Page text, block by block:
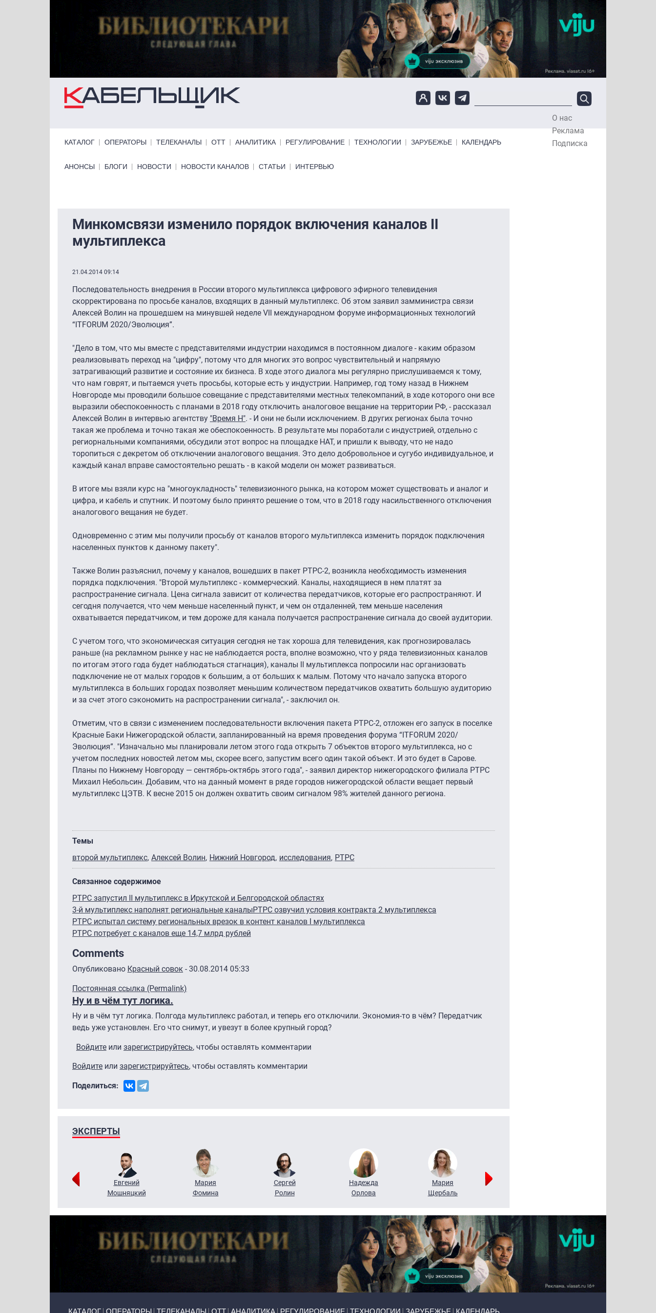
О нас
Реклама
Подписка
КАТАЛОГ ОПЕРАТОРЫ ТЕЛЕКАНАЛЫ ОТТ АНАЛИТИКА РЕГУЛИРОВАНИЕ ТЕХНОЛОГИИ ЗАРУБЕЖЬЕ КАЛЕНДАРЬ
Primary links bottom
АНОНСЫ БЛОГИ НОВОСТИ НОВОСТИ КАНАЛОВ СТАТЬИ ИНТЕРВЬЮ
Минкомсвязи изменило порядок включения каналов II
мультиплекса
21.04.2014 09:14
Последовательность внедрения в России второго мультиплекса цифрового эфирного телевидения
скорректирована по просьбе каналов, входящих в данный мультиплекс. Об этом заявил замминистра связи
Алексей Волин на прошедшем на минувшей неделе VII международном форуме информационных технологий
“ITFORUM 2020/Эволюция”.
"Дело в том, что мы вместе с представителями индустрии находимся в постоянном диалоге - каким образом
реализовывать переход на "цифру", потому что для многих это вопрос чувствительный и напрямую
затрагивающий развитие и состояние их бизнеса. В ходе этого диалога мы регулярно прислушиваемся к тому,
что нам говрят, и пытаемся учеть просьбы, которые есть у индустрии. Например, год тому назад в Нижнем
Новгороде мы проводили большое совещание с представителями местных телекомпаний, в ходе которого они все
выразили обеспокоенность с планами в 2018 году отключить аналоговое вещание на территории РФ, - рассказал
Алексей Волин в интервью агентству "Время Н". - И они не были исключением. В других регионах была точно
такая же проблема и точно такая же обеспокоенность. В результате мы поработали с индустрией, отдельно с
региорнальными компаниями, обсудили этот вопрос на площадке НАТ, и пришли к выводу, что не надо
торопиться с декретом об отключении аналогового вещания. Это дело добровольное и сугубо индивидуальное, и
каждый канал вправе самостоятельно решать - в какой модели он может развиваться.
В итоге мы взяли курс на "многоукладность" телевизионного рынка, на котором может существовать и аналог и
цифра, и кабель и спутник. И поэтому было принято решение о том, что в 2018 году насильственного отключения
аналогового вещания не будет.
Одновременно с этим мы получили просьбу от каналов второго мультиплекса изменить порядок подключения
населенных пунктов к данному пакету".
Также Волин разъяснил, почему у каналов, вошедших в пакет РТРС-2, возникла необходимость изменения
порядка подключения. "Второй мультиплекс - коммерческий. Каналы, находящиеся в нем платят за
распространение сигнала. Цена сигнала зависит от количества передатчиков, которые его распространяют. И
сегодня получается, что чем меньше населенный пункт, и чем он отдаленней, тем меньше населения
охватывается передатчиком, и тем дороже для канала получается распространение сигнала до своей аудитории.
С учетом того, что экономическая ситуация сегодня не так хороша для телевидения, как прогнозировалась
раньше (на рекламном рынке у нас не наблюдается роста, вполне возможно, что у ряда телевизионных каналов
по итогам этого года будет наблюдаться стагнация), каналы II мультиплекса попросили нас организовать
подключение не от малых городов к большим, а от больших к малым. Потому что начало запуска второго
мультиплекса в больших городах позволяет меньшим количеством передатчиков охватить большую аудиторию
и за счет этого сэкономить на распространении сигнала", - заключил он.
Отметим, что в связи с изменением последовательности включения пакета РТРС-2, отложен его запуск в поселке
Красные Баки Нижегородской области, запланированный на время проведения форума “ITFORUM 2020/
Эволюция”. "Изначально мы планировали летом этого года открыть 7 объектов второго мультиплекса, но с
учетом последних новостей летом мы, скорее всего, запустим всего один такой объект. И это будет в Сарове.
Планы по Нижнему Новгороду — сентябрь-октябрь этого года", - заявил директор нижегородского филиала РТРС
Михаил Небольсин. Добавим, что на данный момент в ряде городов нижегородской области вещает первый
мультиплекс ЦЭТВ. К весне 2015 он должен охватить своим сигналом 98% жителей данного региона.
Темы
второй мультиплекс Алексей Волин Нижний Новгород исследования РТРС
Связанное содержимое
РТРС запустил II мультиплекс в Иркутской и Белгородской областях
3-й мультиплекс наполнят региональные каналыРТРС озвучил условия контракта 2 мультиплекса
РТРС испытал систему региональных врезок в контент каналов I мультиплекса
РТРС потребует с каналов еще 14,7 млрд рублей
Comments
Опубликовано Красный совок - 30.08.2014 05:33
Постоянная ссылка (Permalink)
Ну и в чём тут логика.
Ну и в чём тут логика. Полгода мультиплекс работал, и теперь его отключили. Экономия-то в чём? Передатчик
ведь уже установлен. Его что снимут, и увезут в более крупный город?
Войдите или зарегистрируйтесь, чтобы оставлять комментарии
Войдите или зарегистрируйтесь, чтобы оставлять комментарии
Поделиться:
ЭКСПЕРТЫ
Евгений
Мошняцкий
Мария
Фомина
Сергей
Ролин
Надежда
Орлова
Мария
Щербаль